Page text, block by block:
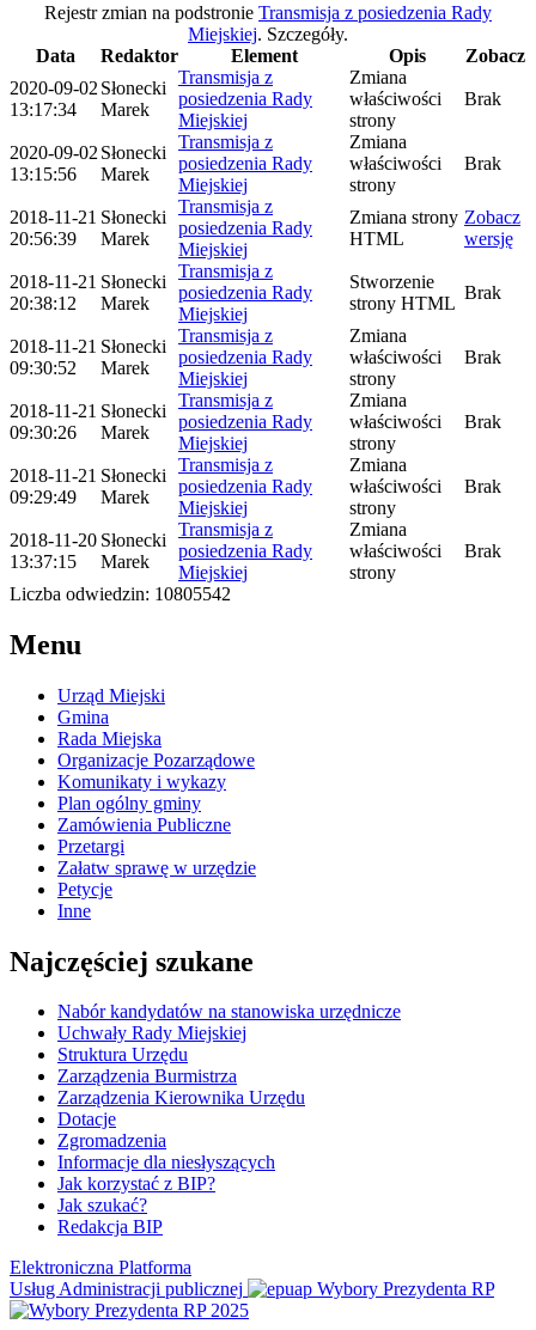
Rejestr zmian na podstronie Transmisja z posiedzenia Rady
Miejskiej. Szczegóły.
Data
Redaktor Element Opis
Zobacz
2020-09-02
13:17:34
Słonecki
Marek
Transmisja z
posiedzenia Rady
Miejskiej
Zmiana
właściwości
strony
Brak
2020-09-02
13:15:56
Słonecki
Marek
Transmisja z
posiedzenia Rady
Miejskiej
Zmiana
właściwości
strony
Brak
2018-11-21
20:56:39
Słonecki
Marek
Transmisja z
posiedzenia Rady
Miejskiej
Zmiana strony
HTML
Zobacz
wersję
2018-11-21
20:38:12
Słonecki
Marek
Transmisja z
posiedzenia Rady
Miejskiej
Stworzenie
strony HTML
Brak
2018-11-21
09:30:52
Słonecki
Marek
Transmisja z
posiedzenia Rady
Miejskiej
Zmiana
właściwości
strony
Brak
2018-11-21
09:30:26
Słonecki
Marek
Transmisja z
posiedzenia Rady
Miejskiej
Zmiana
właściwości
strony
Brak
2018-11-21
09:29:49
Słonecki
Marek
Transmisja z
posiedzenia Rady
Miejskiej
Zmiana
właściwości
strony
Brak
2018-11-20
13:37:15
Słonecki
Marek
Transmisja z
posiedzenia Rady
Miejskiej
Zmiana
właściwości
strony
Brak
Liczba odwiedzin: 10805542
Menu
Urząd Miejski
Gmina
Rada Miejska
Organizacje Pozarządowe
Komunikaty i wykazy
Plan ogólny gminy
Zamówienia Publiczne
Przetargi
Załatw sprawę w urzędzie
Petycje
Inne
Najczęściej szukane
Nabór kandydatów na stanowiska urzędnicze
Uchwały Rady Miejskiej
Struktura Urzędu
Zarządzenia Burmistrza
Zarządzenia Kierownika Urzędu
Dotacje
Zgromadzenia
Informacje dla niesłyszących
Jak korzystać z BIP?
Jak szukać?
Redakcja BIP
Elektroniczna Platforma
Usług Administracji publicznej
Wybory Prezydenta RP